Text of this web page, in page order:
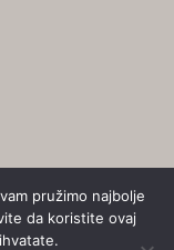
pružimo najbolje
da koristite ovaj